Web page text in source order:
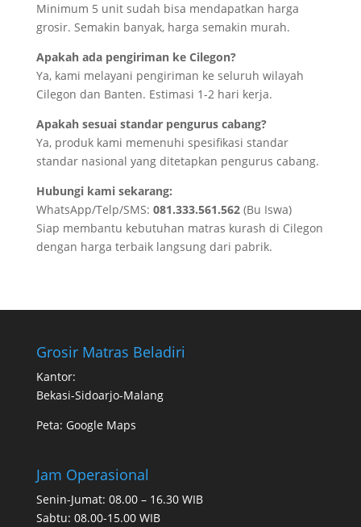
Minimum 5 unit sudah bisa mendapatkan harga
grosir. Semakin banyak, harga semakin murah.
Apakah ada pengiriman ke Cilegon?
Ya, kami melayani pengiriman ke seluruh wilayah
Cilegon dan Banten. Estimasi 1-2 hari kerja.
Apakah sesuai standar pengurus cabang?
Ya, produk kami memenuhi spesifikasi standar
standar nasional yang ditetapkan pengurus cabang.
Hubungi kami sekarang:
WhatsApp/Telp/SMS: 081.333.561.562(Bu Iswa)
Siap membantu kebutuhan matras kurash di Cilegon
dengan harga terbaik langsung dari pabrik.
Grosir Matras Beladiri
Kantor:
Bekasi-Sidoarjo-Malang
Peta: Google Maps
Jam Operasional
Senin-Jumat: 08.00 – 16.30 WIB
Sabtu: 08.00-15.00 WIB